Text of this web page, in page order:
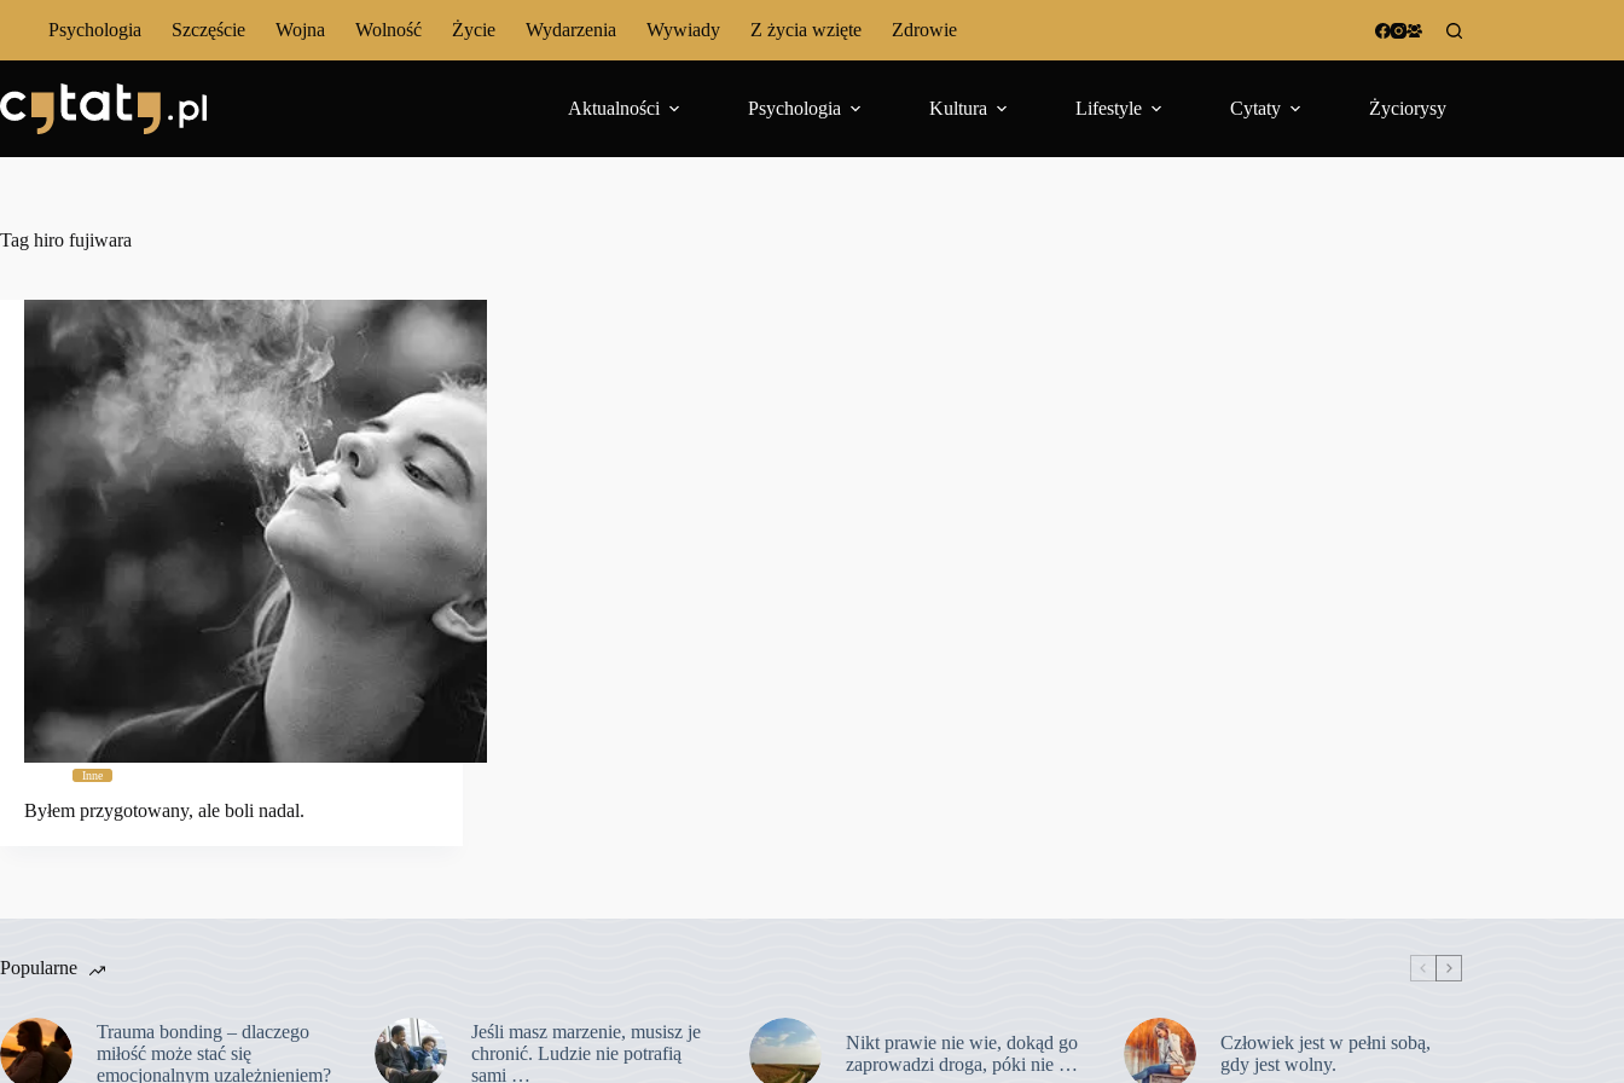
Psychologia Szczęście Wojna Wolność Życie Wydarzenia Wywiady Z życia wzięte Zdrowie
Aktualności Psychologia Kultura Lifestyle Cytaty Życiorysy
Tag hiro fujiwara
Inne
Byłem przygotowany, ale boli nadal.
Popularne
Trauma bonding – dlaczego
miłość może stać się
emocjonalnym uzależnieniem?
Jeśli masz marzenie, musisz je
chronić. Ludzie nie potrafią
sami …
Nikt prawie nie wie, dokąd go
zaprowadzi droga, póki nie …
Człowiek jest w pełni sobą,
gdy jest wolny.